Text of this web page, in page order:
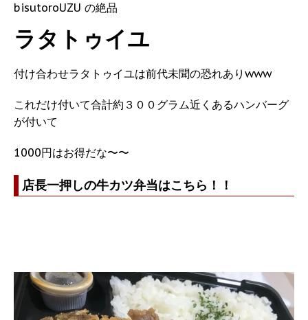
bisutoroUZU の絶品
ラタトゥイユ
付け合わせラタトゥイユは前代未聞の恐れありwww
これだけ付いて合計約３００グラム近くあるハンバーグ
が付いて
1000円はお得だな〜〜
店長一押しの牛カツ弁当はこちら！！